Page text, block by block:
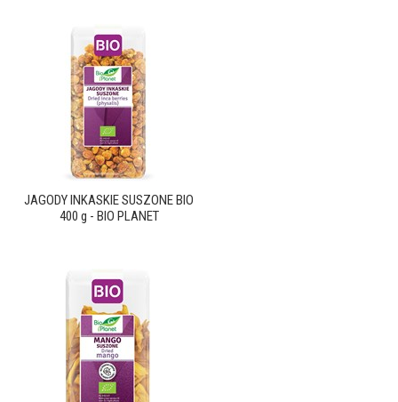
JAGODY INKASKIE SUSZONE BIO
400 g - BIO PLANET